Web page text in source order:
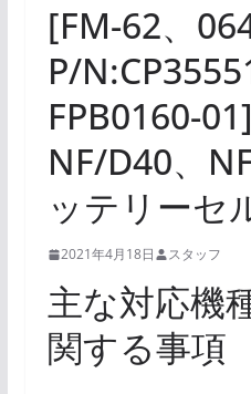
[FM-62、
P/
FPB0160-
NF/D40、
ッテリーセ
2021年4月18日 スタッフ
主な対応機
関する事項